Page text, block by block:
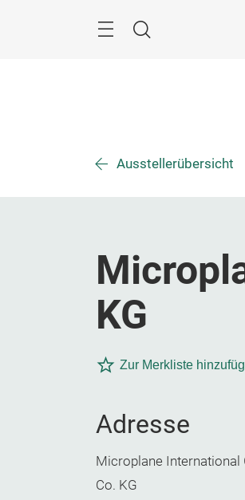
Suche
Ausstellerübersicht
KG
Zur Merkliste
Adresse
Microplane International
Co. KG